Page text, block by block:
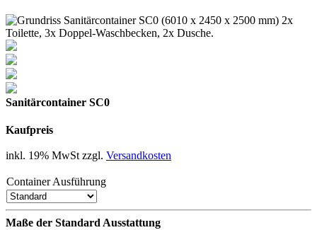
Sanitärcontainer SC0
Kaufpreis
inkl. 19% MwSt zzgl. Versandkosten
Container Ausführung
Maße der Standard Ausstattung